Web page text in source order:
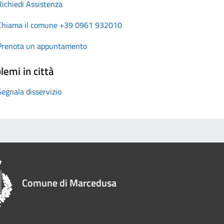
Assistenza
il comune +39 0961 932010
un appuntamento
in città
disservizio
Comune di Marcedusa